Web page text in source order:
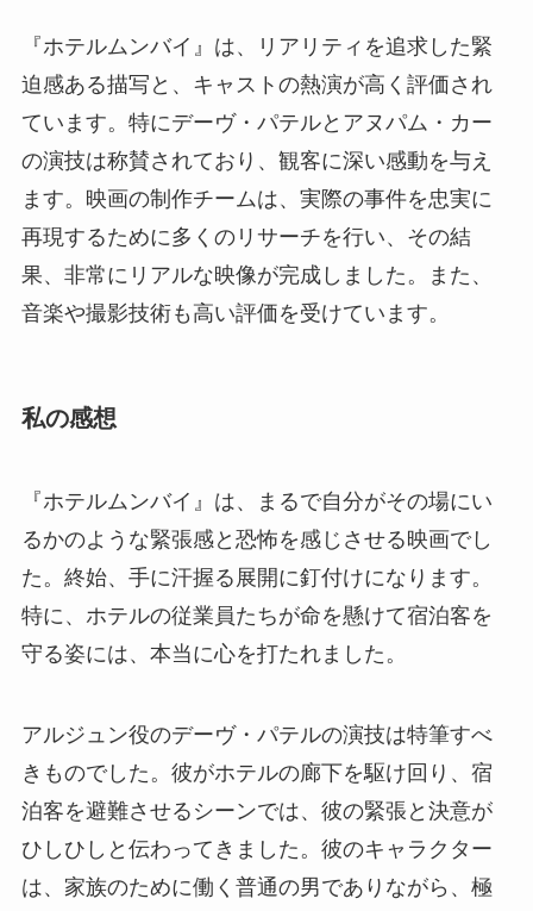
『ホテルムンバイ』は、リアリティを追求した緊
迫感ある描写と、キャストの熱演が高く評価され
ています。特にデーヴ・パテルとアヌパム・カー
の演技は称賛されており、観客に深い感動を与え
ます。映画の制作チームは、実際の事件を忠実に
再現するために多くのリサーチを行い、その結
果、非常にリアルな映像が完成しました。また、
音楽や撮影技術も高い評価を受けています。
私の感想
『ホテルムンバイ』は、まるで自分がその場にい
るかのような緊張感と恐怖を感じさせる映画でし
た。終始、手に汗握る展開に釘付けになります。
特に、ホテルの従業員たちが命を懸けて宿泊客を
守る姿には、本当に心を打たれました。
アルジュン役のデーヴ・パテルの演技は特筆すべ
きものでした。彼がホテルの廊下を駆け回り、宿
泊客を避難させるシーンでは、彼の緊張と決意が
ひしひしと伝わってきました。彼のキャラクター
は、家族のために働く普通の男でありながら、極